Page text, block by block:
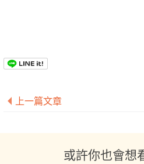
上一篇文章
或許你也會想